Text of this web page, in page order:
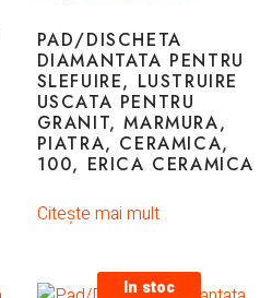
PAD/DISCHETA
DIAMANTATA PENTRU
SLEFUIRE, LUSTRUIRE
USCATA PENTRU
GRANIT, MARMURA,
PIATRA, CERAMICA,
100, ERICA CERAMICA
Citește mai mult
In stoc